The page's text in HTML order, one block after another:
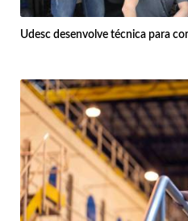
Udesc desenvolve técnica para